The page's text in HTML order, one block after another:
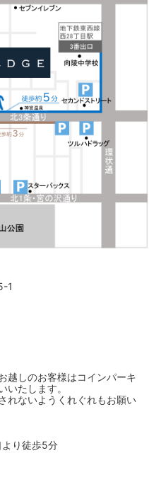
1
越しのお客様はコインパーキ
いたします。
れないようくれぐれもお願い
より徒歩5分